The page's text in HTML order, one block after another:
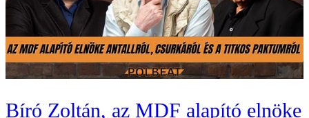
Bíró Zoltán, az MDF alapító elnöke